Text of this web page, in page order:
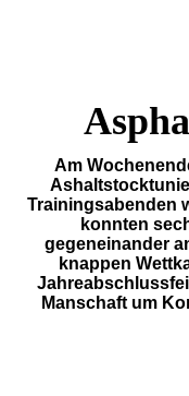
Am
Trainingsabenden
konnten
gegeneinander
knappen
Manschaft um